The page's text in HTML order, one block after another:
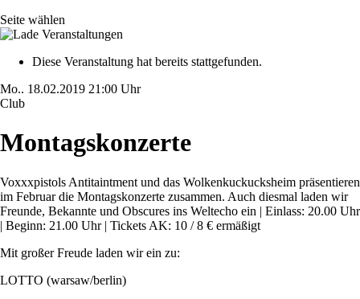
Seite wählen
Diese Veranstaltung hat bereits stattgefunden.
Mo.. 18.02.2019 21:00 Uhr
Club
Montagskonzerte
Voxxxpistols Antitaintment und das Wolkenkuckucksheim präsentieren
im Februar die Montagskonzerte zusammen. Auch diesmal laden wir
Freunde, Bekannte und Obscures ins Weltecho ein | Einlass: 20.00 Uhr
| Beginn: 21.00 Uhr | Tickets AK: 10 / 8 € ermäßigt
Mit großer Freude laden wir ein zu:
LOTTO (warsaw/berlin)